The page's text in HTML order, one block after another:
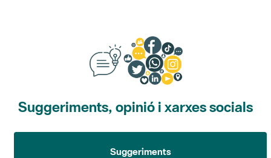
Suggeriments, opinió i xarxes socials
Suggeriments